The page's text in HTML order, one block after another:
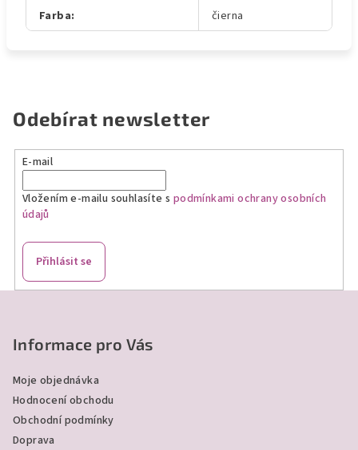
Farba: čierna
Odebírat newsletter
E-mail
Vložením e-mailu souhlasíte s podmínkami ochrany osobních
údajů
Přihlásit se
Informace pro Vás
Moje objednávka
Hodnocení obchodu
Obchodní podmínky
Doprava